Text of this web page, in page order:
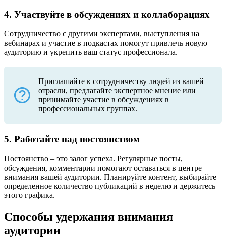
4. Участвуйте в обсуждениях и коллаборациях
Сотрудничество с другими экспертами, выступления на
вебинарах и участие в подкастах помогут привлечь новую
аудиторию и укрепить ваш статус профессионала.
Приглашайте к сотрудничеству людей из вашей
отрасли, предлагайте экспертное мнение или
принимайте участие в обсуждениях в
профессиональных группах.
5. Работайте над постоянством
Постоянство – это залог успеха. Регулярные посты,
обсуждения, комментарии помогают оставаться в центре
внимания вашей аудитории. Планируйте контент, выбирайте
определенное количество публикаций в неделю и держитесь
этого графика.
Способы удержания внимания
аудитории